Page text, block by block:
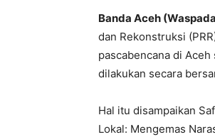
Banda Aceh
dan Rekonstruksi
pascabencana di
dilakukan secara
Hal itu disampaikan
Lokal: Mengemas